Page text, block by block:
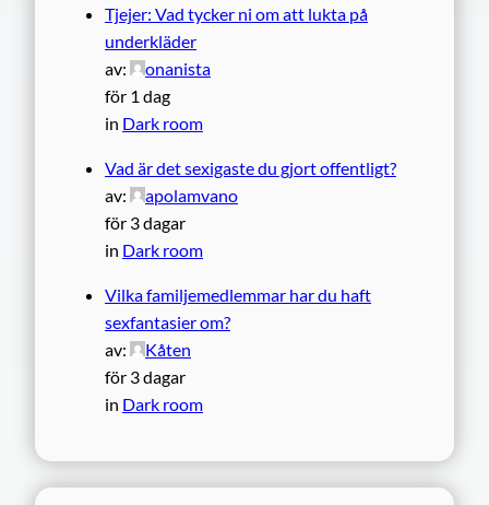
Tjejer: Vad tycker ni om att lukta på
underkläder
av:
onanista
för 1 dag
in Dark room
Vad är det sexigaste du gjort offentligt?
av:
apolamvano
för 3 dagar
in Dark room
Vilka familjemedlemmar har du haft
sexfantasier om?
av:
Kåten
för 3 dagar
in Dark room